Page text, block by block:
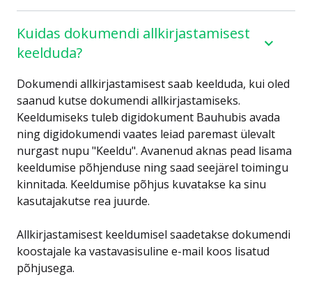
Kuidas dokumendi allkirjastamisest
keelduda?
Dokumendi allkirjastamisest saab keelduda, kui oled
saanud kutse dokumendi allkirjastamiseks.
Keeldumiseks tuleb digidokument Bauhubis avada
ning digidokumendi vaates leiad paremast ülevalt
nurgast nupu "Keeldu". Avanenud aknas pead lisama
keeldumise põhjenduse ning saad seejärel toimingu
kinnitada. Keeldumise põhjus kuvatakse ka sinu
kasutajakutse rea juurde.
Allkirjastamisest keeldumisel saadetakse dokumendi
koostajale ka vastavasisuline e-mail koos lisatud
põhjusega.